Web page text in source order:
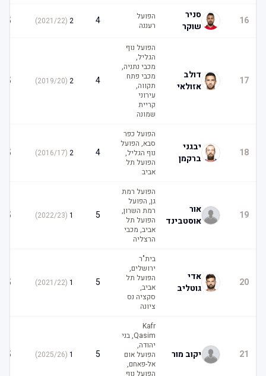
16
סניר
שוקר
הפועל
רעננה
(
2021/22
)
17
דולב
אזולאי
הפועל נוף
הגליל,
מכבי נתניה,
מכבי פתח
תקווה,
עירוני
קריית
שמונה
(
2019/20
)
18
יבגני
ברקמן
הפועל כפר
סבא, הפועל
נוף הגליל,
הפועל תל
אביב
(
2016/17
)
19
אור
אוסטבינד
הפועל רמת
גן, הפועל
רמת השרון,
הפועל תל
אביב, מכבי
הרצליה
2022/23
)
20
אדי
גוטליב
בית"ר
ירושלים,
הפועל תל
אביב,
סקציה נס
ציונה
2021/22
)
21 יקוב מור
Kafr
Qasim, בני
יהודה,
הפועל אום
אל-פאחם,
הפועל נוף
2025/26
)